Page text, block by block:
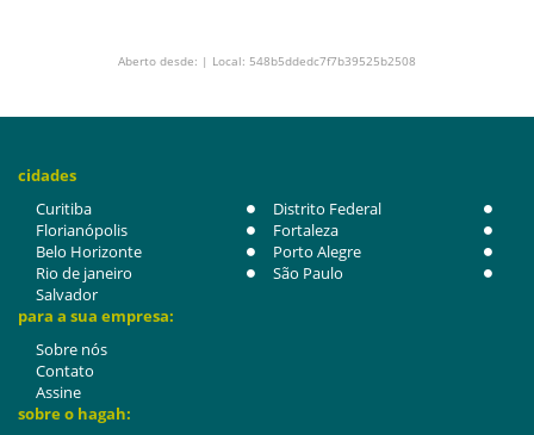
Aberto desde: | Local: 548b5ddedc7f7b39525b2508
cidades
Curitiba
Distrito Federal
Florianópolis
Fortaleza
Belo Horizonte
Porto Alegre
Rio de janeiro
São Paulo
Salvador
para a sua empresa:
Sobre nós
Contato
Assine
sobre o hagah: